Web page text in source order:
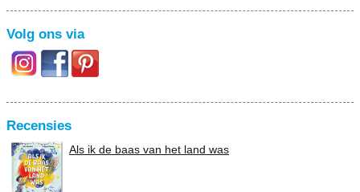
Volg ons via
Recensies
Als ik de baas van het land was